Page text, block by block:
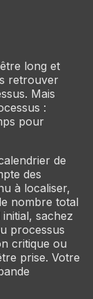
long et
retrouver
Mais
:
pour
de
des
à localiser,
nombre total
sachez
processus
critique ou
prise. Votre